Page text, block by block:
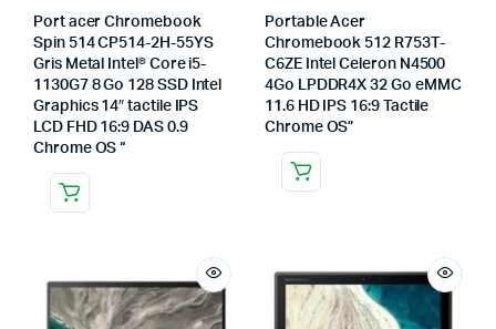
Port acer Chromebook
Spin 514 CP514-2H-55YS
Gris Metal Intel® Core i5-
1130G7 8 Go 128 SSD Intel
Graphics 14″ tactile IPS
LCD FHD 16:9 DAS 0.9
Chrome OS “
Portable Acer
Chromebook 512 R753T-
C6ZE Intel Celeron N4500
4Go LPDDR4X 32 Go eMMC
11.6 HD IPS 16:9 Tactile
Chrome OS”